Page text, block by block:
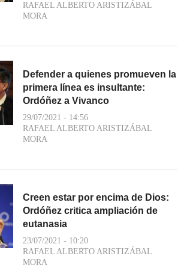
RAFAEL ALBERTO ARISTIZÁBAL
MORA
Defender a quienes promueven la
primera línea es insultante:
Ordóñez a Vivanco
29/07/2021 - 14:56
RAFAEL ALBERTO ARISTIZÁBAL
MORA
Creen estar por encima de Dios:
Ordóñez critica ampliación de
eutanasia
23/07/2021 - 10:20
RAFAEL ALBERTO ARISTIZÁBAL
MORA